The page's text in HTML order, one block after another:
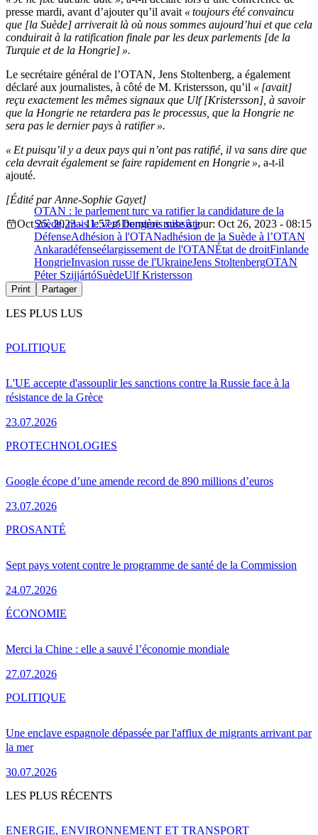
presse mardi, avant d’ajouter qu’il avait « toujours été convaincu
que [la Suède] arriverait là où nous sommes aujourd’hui et que cela
conduirait à la ratification finale par les deux parlements [de la
Turquie et de la Hongrie] ».
Le secrétaire général de l’OTAN, Jens Stoltenberg, a également
déclaré aux journalistes, à côté de M. Kristersson, qu’il « [avait]
reçu exactement les mêmes signaux que Ulf [Kristersson], à savoir
que la Hongrie ne retardera pas le processus, que la Hongrie ne
sera pas le dernier pays à ratifier ».
« Et puisqu’il y a deux pays qui n’ont pas ratifié, il va sans dire que
cela devrait également se faire rapidement en Hongrie », a-t-il
ajouté.
OTAN : le parlement turc va ratifier la candidature de la
Suède, mais le veto hongrois subsiste
[Édité par Anne-Sophie Gayet]
Oct 25, 2023 - 11:57
Dernière mise à jour: Oct 26, 2023 - 08:15
DéfenseAdhésion à l'OTANadhésion de la Suède à l’OTAN
Ankaradéfenseélargissement de l'OTANÉtat de droitFinlande
HongrieInvasion russe de l'UkraineJens StoltenbergOTAN
Péter SzijjártóSuèdeUlf Kristersson
Print Partager
LES PLUS LUS
L'UE accepte d'assouplir les sanctions contre la Russie face à la
résistance de la Grèce
23.07.2026
POLITIQUE
Google écope d’une amende record de 890 millions d’euros
23.07.2026
PROTECHNOLOGIES
Sept pays votent contre le programme de santé de la Commission
24.07.2026
PROSANTÉ
Merci la Chine : elle a sauvé l’économie mondiale
27.07.2026
ÉCONOMIE
Une enclave espagnole dépassée par l'afflux de migrants arrivant par
la mer
30.07.2026
POLITIQUE
LES PLUS RÉCENTS
ENERGIE, ENVIRONNEMENT ET TRANSPORT